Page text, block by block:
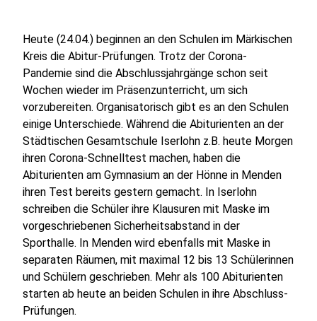
Heute (24.04.) beginnen an den Schulen im Märkischen
Kreis die Abitur-Prüfungen. Trotz der Corona-
Pandemie sind die Abschlussjahrgänge schon seit
Wochen wieder im Präsenzunterricht, um sich
vorzubereiten. Organisatorisch gibt es an den Schulen
einige Unterschiede. Während die Abiturienten an der
Städtischen Gesamtschule Iserlohn z.B. heute Morgen
ihren Corona-Schnelltest machen, haben die
Abiturienten am Gymnasium an der Hönne in Menden
ihren Test bereits gestern gemacht. In Iserlohn
schreiben die Schüler ihre Klausuren mit Maske im
vorgeschriebenen Sicherheitsabstand in der
Sporthalle. In Menden wird ebenfalls mit Maske in
separaten Räumen, mit maximal 12 bis 13 Schülerinnen
und Schülern geschrieben. Mehr als 100 Abiturienten
starten ab heute an beiden Schulen in ihre Abschluss-
Prüfungen.